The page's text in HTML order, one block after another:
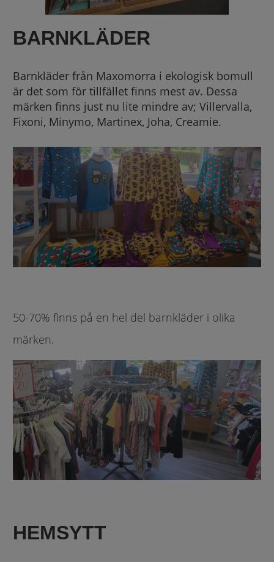
BARNKLÄDER
Barnkläder från Maxomorra i ekologisk bomull
är det som för tillfället finns mest av. Dessa
märken finns just nu lite mindre av; Villervalla,
Fixoni, Minymo, Martinex, Joha, Creamie.
50-70% finns på en hel del barnkläder i olika
märken.
HEMSYTT